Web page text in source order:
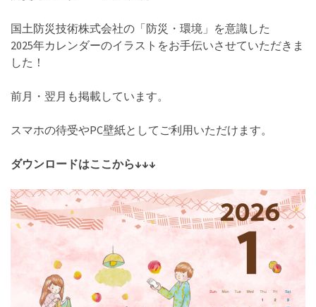
国土防災技術株式会社の「防災・環境」を意識した
2025年カレンダーのイラストをお手伝いさせていただきま
した！
前月・翌月も掲載しています。
スマホの待受やPC壁紙としてご利用いただけます。
ダウンロードはここから↓↓↓